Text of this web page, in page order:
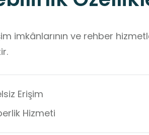
imkânlarının ve rehber
Erişim
Hizmeti